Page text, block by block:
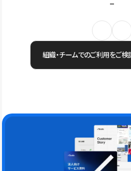
組織・チームでのご利用をご検